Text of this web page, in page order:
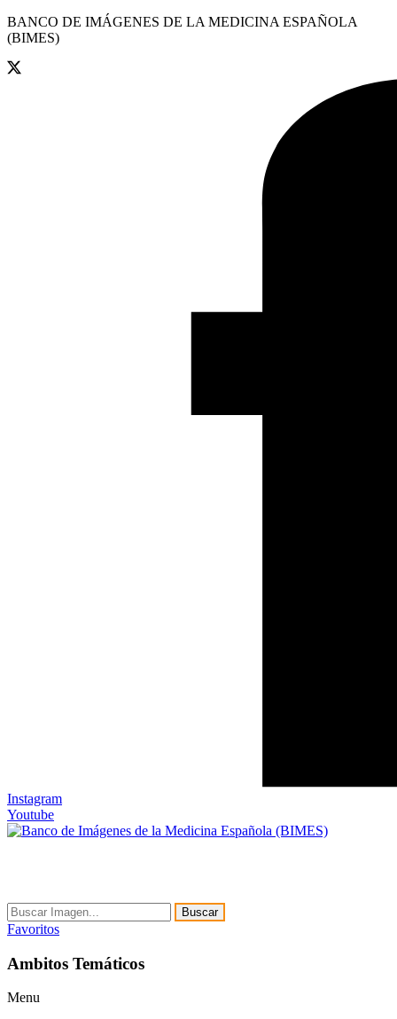
BANCO DE IMÁGENES DE LA MEDICINA ESPAÑOLA
(BIMES)
Instagram
Youtube
Buscar
Favoritos
Ambitos Temáticos
Menu